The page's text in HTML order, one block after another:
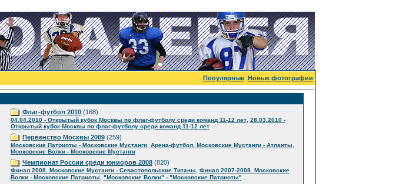
Популярные Новые фотографии
Флаг-футбол 2010(168)
04.04.2010 - Открытый кубок Москвы по флаг-футболу среди команд 11-12 лет, 28.03.2010 -
Открытый кубок Москвы по флаг-футболу среди команд 11-12 лет
Первенство Москвы 2009(259)
Московские Патриоты - Московские Мустанги, Арена-футбол. Московские Мустанги - Атланты
Московские Волки - Московские Мустанги
Чемпионат России среди юниоров 2008(820)
Финал 2008. Московские Мустанги - Севастопольские Титаны
Финал 2007-2008. Московские
Волки - Московские Патриоты
"Московские Волки" - "Московские Патриоты"